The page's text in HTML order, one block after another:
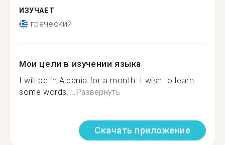
ИЗУЧАЕТ
греческий
Мои цели в изучении языка
I will be in Albania for a month. I wish to learn
some words....Развернуть
Скачать приложение